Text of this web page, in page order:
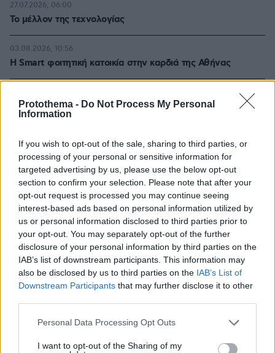
Protothema - Do Not Process My Personal
Information
If you wish to opt-out of the sale, sharing to third parties, or
processing of your personal or sensitive information for
targeted advertising by us, please use the below opt-out
section to confirm your selection. Please note that after your
opt-out request is processed you may continue seeing
interest-based ads based on personal information utilized by
us or personal information disclosed to third parties prior to
your opt-out. You may separately opt-out of the further
disclosure of your personal information by third parties on the
IAB’s list of downstream participants. This information may
also be disclosed by us to third parties on the IAB’s List of
Downstream Participants that may further disclose it to other
Please note that this website/app uses one or more Google
not limited to your visit or usage behaviour. You may click to
Personal Data Processing Opt Outs
I want to opt-out of the Sharing of my
Το μέλλον της τεχνολογίας
27.07.2026, 06:00
Η Smart φοιτητική κατοικία στην καρδιά της Αθήνας
03.08.2026, 10:56
Επαγγελματική Εκπαίδευση & Εξειδίκευση: Το Mοντέλο που
σε Bάζει στην Aγορά Eργασίας
ΡΟΗ ΕΙΔΗΣΕΩΝ
Ειδήσεις Δημοφιλή Σχολιασμένα
Φωτιά στην Ερμακιά Κοζάνης, σηκώθηκαν 3 αεροσκάφη
πριν 3 λεπτά
Οι ΗΠΑ θα πληρώσουν 1,2 δισ. δολάρια σε γερμανική
εταιρεία για να μην εγκαταστήσει υπεράκτιο αιολικό
πάρκο
πριν 4 λεπτά
Θεσσαλονίκη
πριν 4 λεπτά
πριν 10 λεπτά